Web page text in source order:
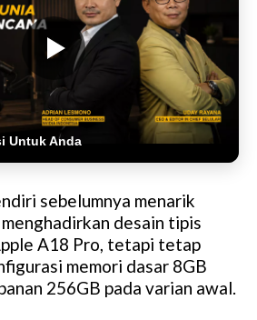
Untuk Anda
sebelumnya menarik
desain tipis
A18 Pro, tetapi tetap
memori dasar 8GB
256GB pada varian awal.